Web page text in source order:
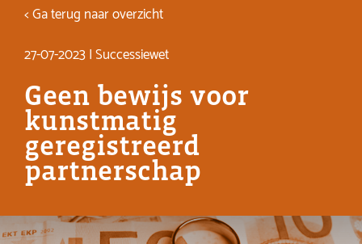
< Ga terug naar overzicht
27-07-2023 | Successiewet
Geen bewijs voor
kunstmatig
geregistreerd
partnerschap